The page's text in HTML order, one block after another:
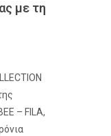
με τη
– FILA,